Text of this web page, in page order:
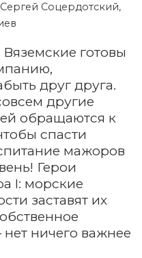
Соцердотский,
готовы
друг друга.
другие
обращаются к
спасти
мажоров
Герои
I: морские
заставят их
ничего важнее